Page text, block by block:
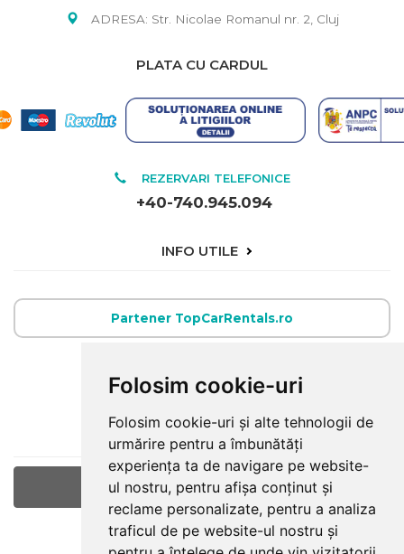
Folosim cookie-uri
Folosim cookie-uri și alte tehnologii de
urmărire pentru a îmbunătăți
experiența ta de navigare pe website-
ul nostru, pentru afișa conținut și
reclame personalizate, pentru a analiza
traficul de pe website-ul nostru și
ADRESA: Str. Nicolae Romanul nr. 2, Cluj
PLATA CU CARDUL
REZERVARI TELEFONICE
+40-740.945.094
INFO UTILE
Partener TopCarRentals.ro
office@raulturism.ro
ULTIMELE ARTICOLE
Viziteaza-ne pe facebook
LOCATIE